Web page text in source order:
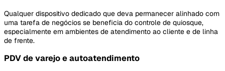
Qualquer dispositivo dedicado que deva permanecer alinhado com
uma tarefa de negócios se beneficia do controle de quiosque,
especialmente em ambientes de atendimento ao cliente e de linha
de frente.
PDV de varejo e autoatendimento